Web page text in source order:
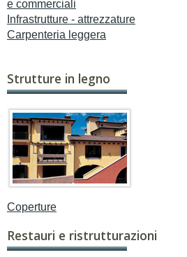
e commerciali
Infrastrutture - attrezzature
Carpenteria leggera
Strutture in legno
Coperture
Restauri e ristrutturazioni